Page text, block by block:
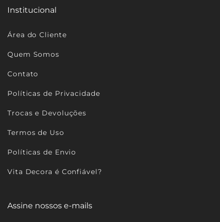
Institucional
Área do Cliente
Quem Somos
Contato
Políticas de Privacidade
Trocas e Devoluções
Termos de Uso
Políticas de Envio
Vita Decora é Confiável?
Assine nossos e-mails